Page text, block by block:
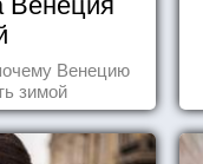
Венецию
зимой